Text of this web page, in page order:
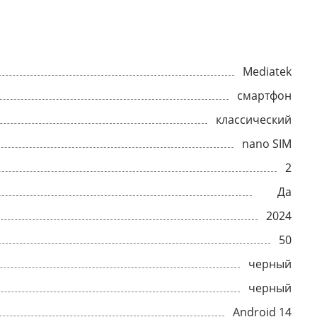
Mediatek
смартфон
классический
nano SIM
2
Да
2024
50
черный
черный
Android 14